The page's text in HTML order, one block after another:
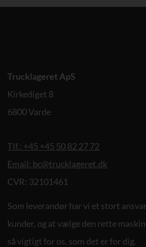
Trucklageret ApS
Kirkediget 8
6800 Varde
Tlf.: +45 +45 50 82 27 72
Email: bc@trucklageret.dk
CVR: 32101461
Som leverandør har vi et stort
kunder, og at vælge den rette
så vigtigt for os, som det er for dig.